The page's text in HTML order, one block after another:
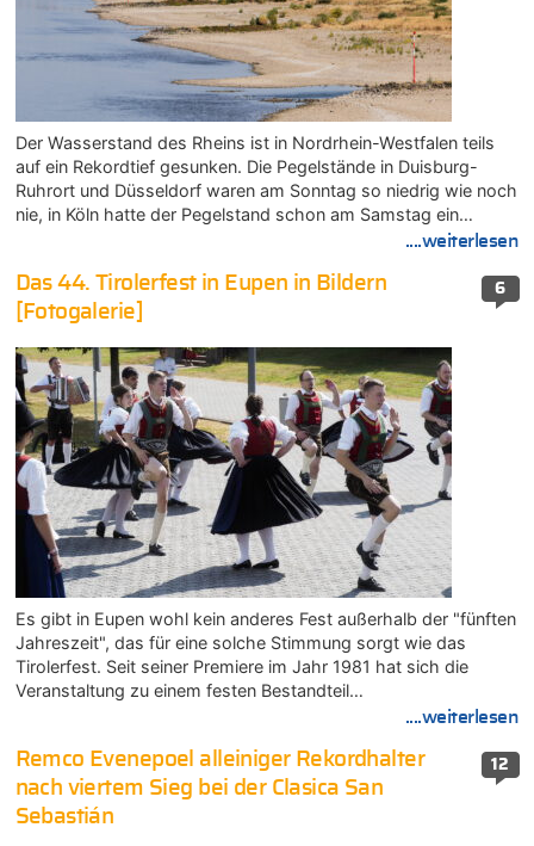
Der Wasserstand des Rheins ist in Nordrhein-Westfalen teils
auf ein Rekordtief gesunken. Die Pegelstände in Duisburg-
Ruhrort und Düsseldorf waren am Sonntag so niedrig wie noch
nie, in Köln hatte der Pegelstand schon am Samstag ein…
....weiterlesen
6
Das 44. Tirolerfest in Eupen in Bildern
[Fotogalerie]
Es gibt in Eupen wohl kein anderes Fest außerhalb der "fünften
Jahreszeit", das für eine solche Stimmung sorgt wie das
Tirolerfest. Seit seiner Premiere im Jahr 1981 hat sich die
Veranstaltung zu einem festen Bestandteil…
....weiterlesen
12
Remco Evenepoel alleiniger Rekordhalter
nach viertem Sieg bei der Clasica San
Sebastián